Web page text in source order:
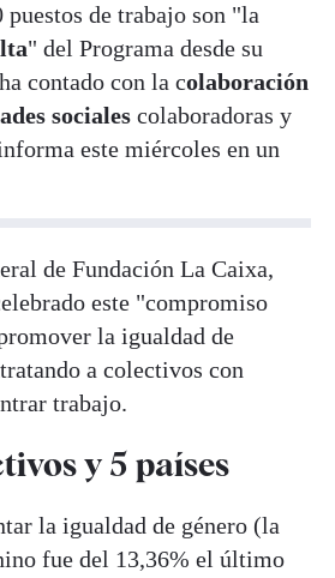
puestos de trabajo son "la
" del Programa desde su
contado con la colaboración
sociales colaboradoras y
este miércoles en un
de Fundación La Caixa,
este "compromiso
la igualdad de
a colectivos con
trabajo.
y 5 países
la igualdad de género (la
fue del 13,36% el último